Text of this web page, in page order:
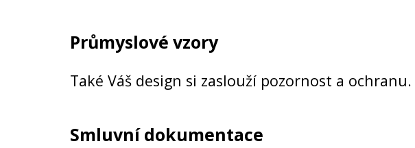
Průmyslové vzory
Také Váš design si zaslouží pozornost a ochranu.
Smluvní dokumentace